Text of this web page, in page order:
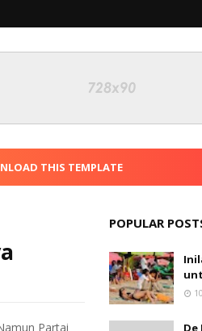
THIS TEMPLATE
Partai
POPULAR